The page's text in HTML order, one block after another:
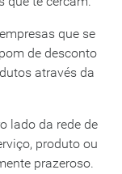
que se
de desconto
através da
lado da rede de
produto ou
prazeroso.